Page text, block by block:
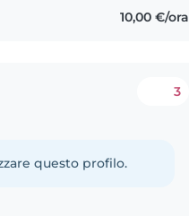
10,00 €/ora
3
questo profilo.